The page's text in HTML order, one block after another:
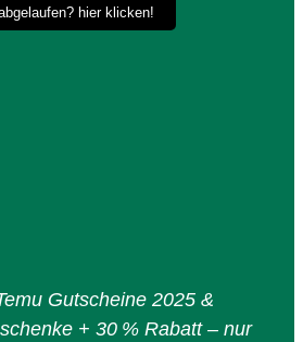
Gutscheine 2025 &
+ 30 % Rabatt – nur
hier klicken!